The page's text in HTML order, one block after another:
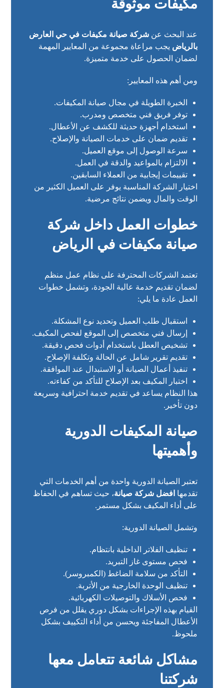
مكيفات موثوقة
عند البحث عنشركة صيانة مكيفات في حي العارض
بالرياض يجب مراعاة مجموعة من المعايير المهمة
لضمان الحصول على خدمة متميزة.
ومن أهم هذه المعايير:
الخبرة الطويلة في مجال صيانة المكيفات.
توفر فريق فني متخصص ومدرب.
استخدام أجهزة حديثة للكشف عن الأعطال.
تقديم ضمان على خدمات الصيانة والإصلاح.
سرعة الوصول إلى موقع العميل.
الالتزام بالمواعيد والدقة في العمل.
تقييمات إيجابية من العملاء السابقين.
اختيار الشركة المناسبة يوفر على العميل الكثير من
الوقت والمال ويضمن نتائج مرضية.
خطوات العمل داخل شركة
صيانة مكيفات في الرياض
تعتمد الشركات المحترفة على نظام عمل منظم
لضمان تقديم خدمة عالية الجودة، وتشمل خطوات
العمل عادة ما يلي:
استقبال طلب العميل وتحديد نوع المشكلة.
إرسال فني متخصص إلى الموقع لفحص المكيف.
تشخيص العطل باستخدام أدوات فحص دقيقة.
تقديم تقرير شامل عن الحالة وتكلفة الإصلاح.
تنفيذ أعمال الصيانة أو الاستبدال عند الموافقة.
اختبار المكيف بعد الإصلاح للتأكد من كفاءته.
هذا النظام يساعد في تقديم خدمة احترافية وسريعة
دون تأخير.
صيانة المكيفات الدورية
وأهميتها
تعتبر الصيانة الدورية واحدة من أهم الخدمات التي
تقدمها افضل شركة صيانة، حيث تساهم في الحفاظ
على أداء المكيف بشكل مستمر.
وتشمل الصيانة الدورية:
تنظيف الفلاتر الداخلية بانتظام.
فحص مستوى غاز التبريد.
التأكد من سلامة الضاغط (الكمبروسر).
تنظيف الوحدة الخارجية من الأتربة.
فحص الأسلاك والتوصيلات الكهربائية.
القيام بهذه الإجراءات بشكل دوري يقلل من فرص
الأعطال المفاجئة ويحسن من أداء التكييف بشكل
ملحوظ.
مشاكل شائعة تتعامل معها
شركتنا